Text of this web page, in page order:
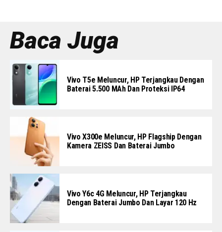
Baca Juga
Vivo T5e Meluncur, HP Terjangkau Dengan
Baterai 5.500 MAh Dan Proteksi IP64
Vivo X300e Meluncur, HP Flagship Dengan
Kamera ZEISS Dan Baterai Jumbo
Vivo Y6c 4G Meluncur, HP Terjangkau
Dengan Baterai Jumbo Dan Layar 120 Hz